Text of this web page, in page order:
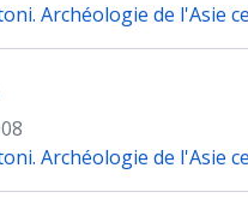
Archéologie de l'Asie
Archéologie de l'Asie